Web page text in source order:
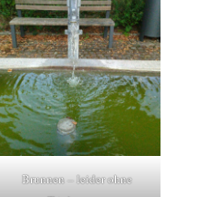
Brunnen – leider ohne